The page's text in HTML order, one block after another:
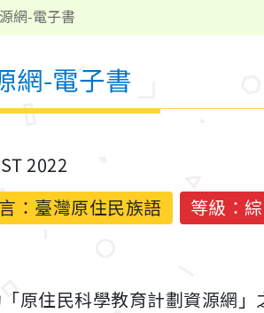
網-電子書
網-電子書
2022
： 臺灣原住民族語 等級：
原住民科學教育計劃資源網